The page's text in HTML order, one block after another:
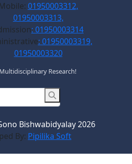
Mobile: 01950003312,
01950003313,
: 01950003314
: 01950003319,
01950003320
Research!
Bishwabidyalay 2026
By: Pipilika Soft